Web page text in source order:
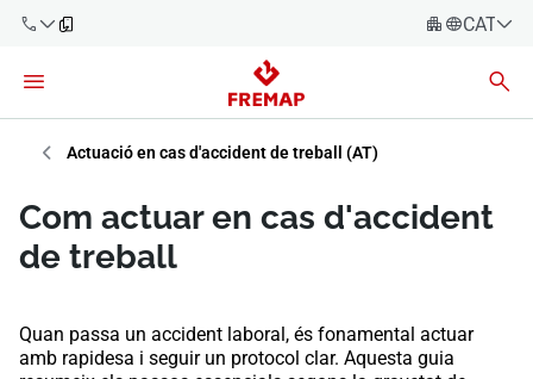
900 61 00
61
+34 91
919 61 61
900 61 00
CATALÀ
Español
Empreses
Treballadors
Actuació en cas d'accident de treball (AT)
Com actuar en cas d'accident
de treball
Quan passa un accident laboral, és fonamental actuar
amb rapidesa i seguir un protocol clar. Aquesta guia